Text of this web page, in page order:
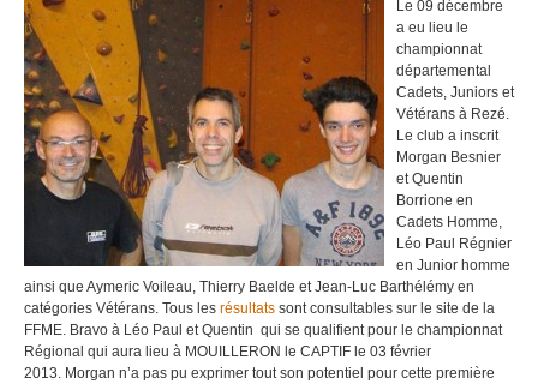
Le 09 décembre
a eu lieu le
championnat
départemental
Cadets, Juniors et
Vétérans à Rezé.
Le club a inscrit
Morgan Besnier
et Quentin
Borrione en
Cadets Homme,
Léo Paul Régnier
en Junior homme
ainsi que Aymeric Voileau, Thierry Baelde et Jean-Luc Barthélémy en
catégories Vétérans. Tous les résultats sont consultables sur le site de la
FFME. Bravo à Léo Paul et Quentin qui se qualifient pour le championnat
Régional qui aura lieu à MOUILLERON le CAPTIF le 03 février
2013. Morgan n’a pas pu exprimer tout son potentiel pour cette première